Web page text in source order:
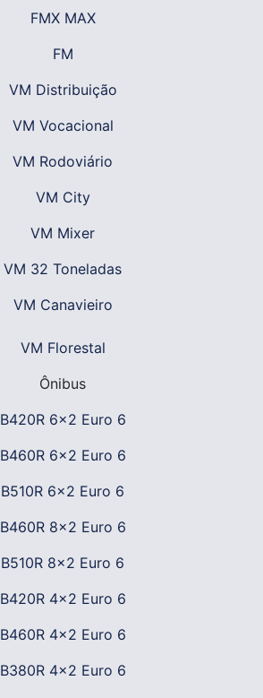
FMX MAX
FM
VM Distribuição
VM Vocacional
VM Rodoviário
VM City
VM Mixer
VM 32 Toneladas
VM Canavieiro
VM Florestal
Ônibus
B420R 6x2 Euro 6
B460R 6x2 Euro 6
B510R 6x2 Euro 6
B460R 8x2 Euro 6
B510R 8x2 Euro 6
B420R 4x2 Euro 6
B460R 4x2 Euro 6
B380R 4x2 Euro 6